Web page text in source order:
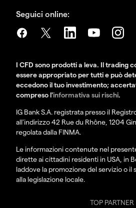
Seguici online:
I CFD sono prodotti a leva. Il trading
essere appropriato per tutti e può
eccedono il tuo investimento;
compreso l'informativa sui rischi.
IG Bank S.A. registrata presso il
all'indirizzo 42 Rue du Rhône, 1204
regolata dalla FINMA.
Le informazioni contenute nel
dirette ai cittadini residenti in USA, in
laddove la promozione del servizio o il
alla legislazione locale.
TOP PARTNER